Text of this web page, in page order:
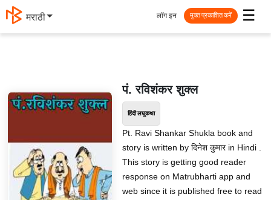
मराठी ☰
लॉग इन मुक्त प्रकाशित करें
पं. रविशंकर शुक्ल
हिंदी लघुकथा
Pt. Ravi Shankar Shukla book and
story is written by दिनेश कुमार in Hindi .
This story is getting good reader
response on Matrubharti app and
web since it is published free to read